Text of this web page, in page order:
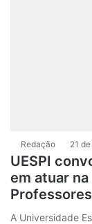
Redação 21
UESPI
em atuar na
A Universidade